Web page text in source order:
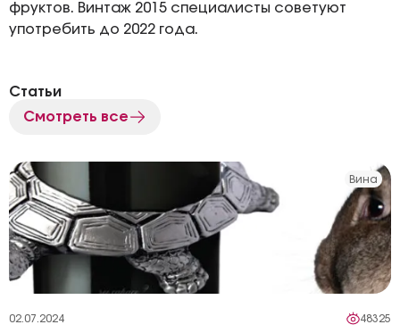
фруктов. Винтаж 2015 специалисты советуют
употребить до 2022 года.
Статьи
Смотреть все
Вина
02.07.2024 48325